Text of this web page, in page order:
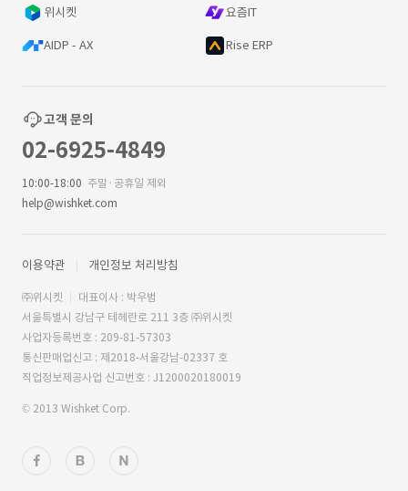
위시켓 요즘IT
AIDP - AX Rise ERP
고객 문의
02-6925-4849
10:00-18:00 주말·공휴일 제외
help@wishket.com
이용약관 개인정보 처리방침
㈜위시켓
대표이사 : 박우범
서울특별시 강남구 테헤란로 211 3층 ㈜위시켓
사업자등록번호 : 209-81-57303
통신판매업신고 : 제2018-서울강남-02337 호
직업정보제공사업 신고번호 : J1200020180019
© 2013 Wishket Corp.